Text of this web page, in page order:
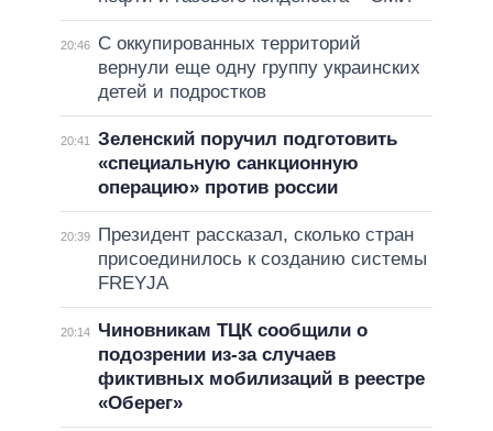
20:46
С оккупированных территорий
вернули еще одну группу украинских
детей и подростков
20:41
Зеленский поручил подготовить
«специальную санкционную
операцию» против россии
20:39
Президент рассказал, сколько стран
присоединилось к созданию системы
FREYJA
20:14
Чиновникам ТЦК сообщили о
подозрении из-за случаев
фиктивных мобилизаций в реестре
«Оберег»